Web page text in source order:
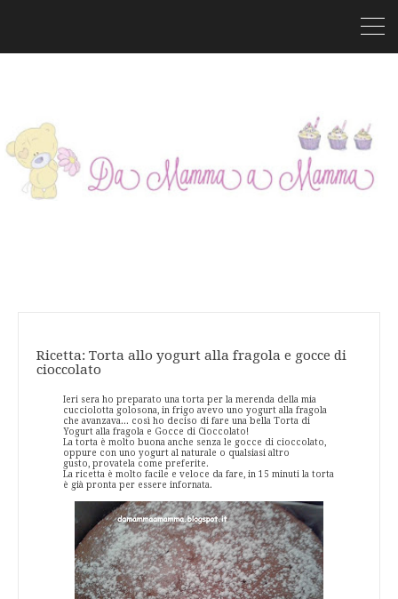
Ricetta: Torta allo yogurt alla fragola e gocce di
cioccolato
Ieri sera ho preparato una torta per la merenda della mia
cucciolotta golosona, in frigo avevo uno yogurt alla fragola
che avanzava... così ho deciso di fare una bella Torta di
Yogurt alla fragola e Gocce di Cioccolato!
La torta è molto buona anche senza le gocce di cioccolato,
oppure con uno yogurt al naturale o qualsiasi altro
gusto, provatela come preferite.
La ricetta è molto facile e veloce da fare, in 15 minuti la torta
è già pronta per essere infornata.